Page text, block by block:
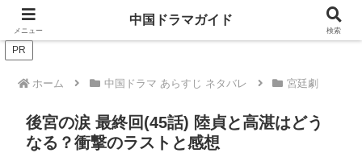
ドラマは歴史を知るともっと面白い！
PR
ホーム 中国ドラマ あらすじ ネタバレ 宮廷劇
後宮の涙 最終回(45話) 陸貞と高湛はどう
なる？衝撃のラストと感想
メニュー
中国ドラマガイド
検索